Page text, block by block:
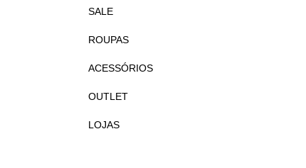
SALE
ROUPAS
ACESSÓRIOS
OUTLET
LOJAS